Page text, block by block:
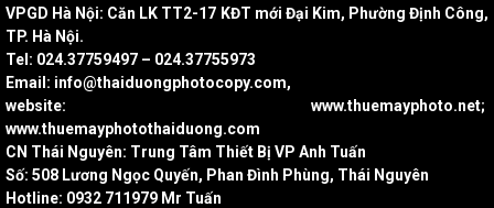
VPGD Hà Nội: Căn LK TT2-17 KĐT mới Đại Kim, Phường Định Công,
TP. Hà Nội.
Tel: 024.37759497 – 024.37755973
Email: info@thaiduongphotocopy.com,
website: www.thuemayphoto.net;
www.thuemayphotothaiduong.com
CN Thái Nguyên: Trung Tâm Thiết Bị VP Anh Tuấn
Số: 508 Lương Ngọc Quyến, Phan Đình Phùng, Thái Nguyên
Hotline: 0932 711979 Mr Tuấn